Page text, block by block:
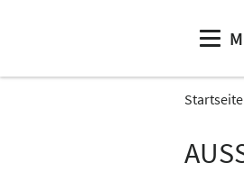
Startseite